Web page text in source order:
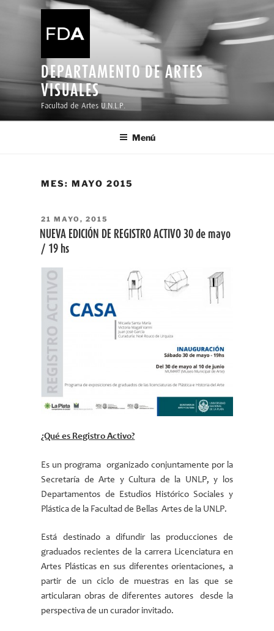
DEPARTAMENTO DE ARTES
VISUALES
Facultad de Artes U.N.L.P.
Menú
MES:MAYO 2015
PUBLICADO
EL
21 MAYO, 2015
NUEVA EDICIÓN DE REGISTRO ACTIVO 30 de mayo
/ 19 hs
¿Qué es Registro Activo?
Es un programa organizado conjuntamente por la
Secretaría de Arte y Cultura de la UNLP, y los
Departamentos de Estudios Histórico Sociales y
Plástica de la Facultad de Bellas Artes de la UNLP.
Está destinado a difundir las producciones de
graduados recientes de la carrera Licenciatura en
Artes Plásticas en sus diferentes orientaciones, a
partir de un ciclo de muestras en las que se
articularan obras de diferentes autores desde la
perspectiva de un curador invitado.